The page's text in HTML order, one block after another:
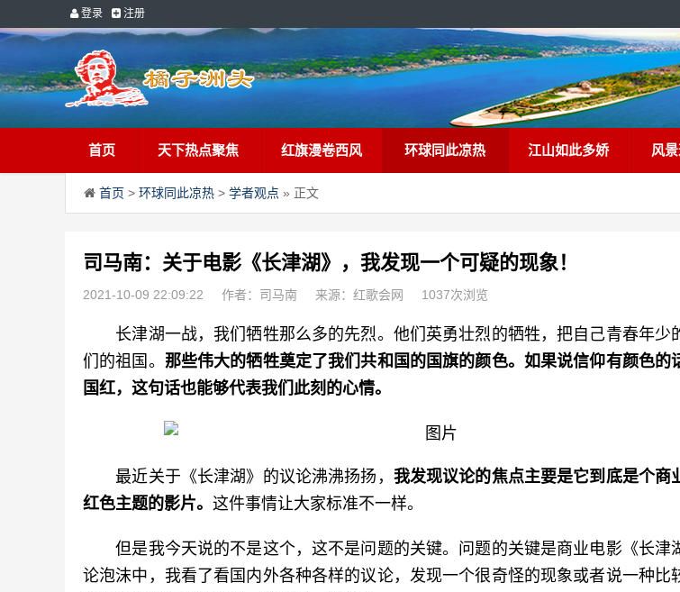
登录 注册
首页 天下热点聚焦 红旗漫卷西风 环球同此凉热 江山如此多娇 风
首页 > 环球同此凉热 > 学者观点 » 正文
司马南：关于电影《长津湖》，我发现一个可疑的现象！
2021-10-09 22:09:22 作者：司马南 来源：红歌会网 1037次浏览
长津湖一战，我们牺牲那么多的先烈。他们英勇壮烈的牺牲，把自己青春年少
们的祖国。 那些伟大的牺牲奠定了我们共和国的国旗的颜色。 如果说信仰有颜色的
国红，这句话也能够代表我们此刻的心情。
最近关于《长津湖》的议论沸沸扬扬， 我发现议论的焦点主要是它到底是个商
红色主题的影片。 这件事情让大家标准不一样。
但是我今天说的不是这个，这不是问题的关键。问题的关键是商业电影《长津
论泡沫中，我看了看国内外各种各样的议论，发现一个很奇怪的现象或者说一种比